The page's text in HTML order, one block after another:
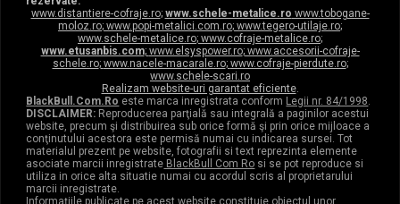
www.distantiere-cofraje.ro; www.schele-metalice.ro www.tobogane-
moloz.ro; www.popi-metalici.com.ro; www.tegero-utilaje.ro;
www.schele-metalice.ro; www.cofraje-metalice.ro;
www.etusanbis.com; www.elsyspower.ro;www.accesorii-cofraje-
schele.ro; www.nacele-macarale.ro; www.cofraje-pierdute.ro;
www.schele-scari.ro
Realizam website-uri garantat eficiente.
BlackBull.Com.Ro este marca inregistrata conform Legii nr. 84/1998.
DISCLAIMER: Reproducerea parţială sau integrală a paginilor acestui
website, precum şi distribuirea sub orice formă şi prin orice mijloace a
conţinutului acestora este permisă numai cu indicarea sursei. Tot
materialul prezent pe website, fotografii si text reprezinta elemente
asociate marcii inregistrate BlackBull Com Ro si se pot reproduce si
utiliza in orice alta situatie numai cu acordul scris al proprietarului
marcii inregistrate.
Informaţiile publicate pe acest website constituie obiectul unor